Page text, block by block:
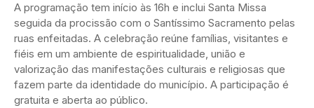
A programação tem início às 16h e inclui Santa Missa
seguida da procissão com o Santíssimo Sacramento pelas
ruas enfeitadas. A celebração reúne famílias, visitantes e
fiéis em um ambiente de espiritualidade, união e
valorização das manifestações culturais e religiosas que
fazem parte da identidade do município. A participação é
gratuita e aberta ao público.